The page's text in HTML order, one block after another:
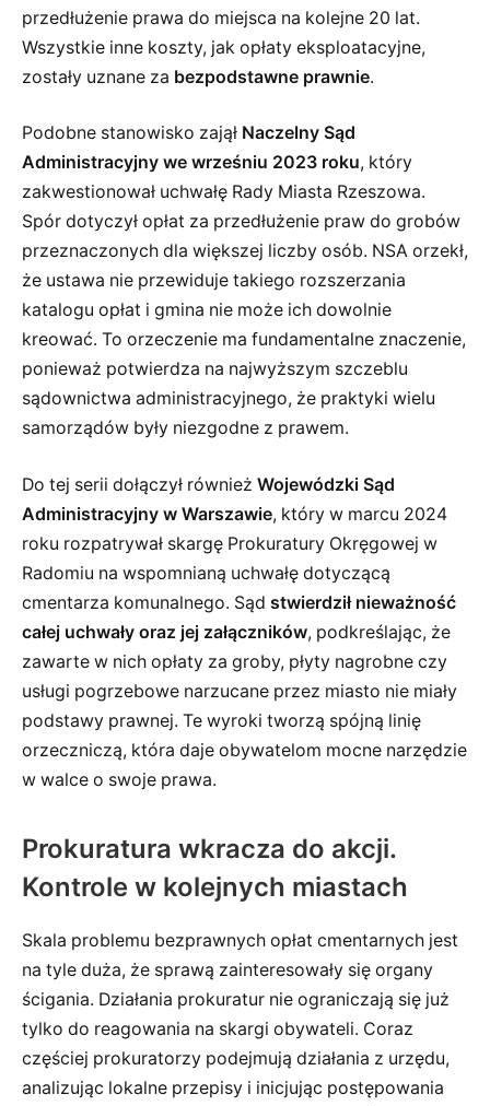
przedłużenie prawa do miejsca na kolejne 20 lat.
Wszystkie inne koszty, jak opłaty eksploatacyjne,
zostały uznane za bezpodstawne prawnie.
Podobne stanowisko zajął Naczelny Sąd
Administracyjny we wrześniu 2023 roku, który
zakwestionował uchwałę Rady Miasta Rzeszowa.
Spór dotyczył opłat za przedłużenie praw do grobów
przeznaczonych dla większej liczby osób. NSA orzekł,
że ustawa nie przewiduje takiego rozszerzania
katalogu opłat i gmina nie może ich dowolnie
kreować. To orzeczenie ma fundamentalne znaczenie,
ponieważ potwierdza na najwyższym szczeblu
sądownictwa administracyjnego, że praktyki wielu
samorządów były niezgodne z prawem.
Do tej serii dołączył również Wojewódzki Sąd
Administracyjny w Warszawie, który w marcu 2024
roku rozpatrywał skargę Prokuratury Okręgowej w
Radomiu na wspomnianą uchwałę dotyczącą
cmentarza komunalnego. Sąd stwierdził nieważność
całej uchwały oraz jej załączników, podkreślając, że
zawarte w nich opłaty za groby, płyty nagrobne czy
usługi pogrzebowe narzucane przez miasto nie miały
podstawy prawnej. Te wyroki tworzą spójną linię
orzeczniczą, która daje obywatelom mocne narzędzie
w walce o swoje prawa.
Prokuratura wkracza do akcji.
Kontrole w kolejnych miastach
Skala problemu bezprawnych opłat cmentarnych jest
na tyle duża, że sprawą zainteresowały się organy
ścigania. Działania prokuratur nie ograniczają się już
tylko do reagowania na skargi obywateli. Coraz
częściej prokuratorzy podejmują działania z urzędu,
analizując lokalne przepisy i inicjując postępowania